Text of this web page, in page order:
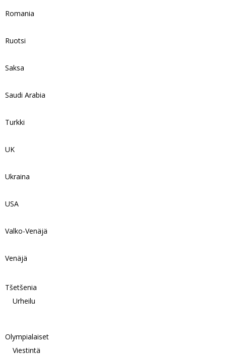
Romania
Ruotsi
Saksa
Saudi Arabia
Turkki
UK
Ukraina
USA
Valko-Venäjä
Venäjä
Tšetšenia
Urheilu
Olympialaiset
Viestintä